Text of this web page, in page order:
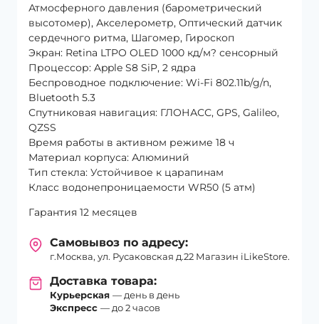
Атмосферного давления (барометрический
высотомер), Акселерометр, Оптический датчик
сердечного ритма, Шагомер, Гироскоп
Экран: Retina LTPO OLED 1000 кд/м? сенсорный
Процессор: Apple S8 SiP, 2 ядра
Беспроводное подключение: Wi-Fi 802.11b/g/n,
Bluetooth 5.3
Спутниковая навигация: ГЛОНАСС, GPS, Galileo,
QZSS
Время работы в активном режиме 18 ч
Материал корпуса: Алюминий
Тип стекла: Устойчивое к царапинам
Класс водонепроницаемости WR50 (5 атм)
Гарантия 12 месяцев
Самовывоз по адресу:
г.Москва, ул. Русаковская д.22 Магазин iLikeStore.
Доставка товара:
Курьерская — день в день
Экспресс — до 2 часов